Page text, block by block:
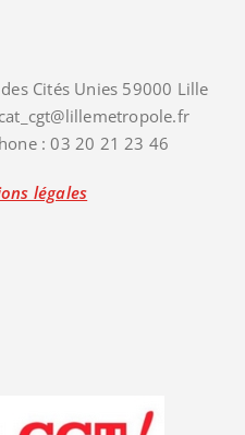
Cités Unies 59000 Lille
: 03 20 21 23 46
légales